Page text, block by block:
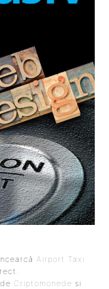
Airport Taxi
Criptomonede si